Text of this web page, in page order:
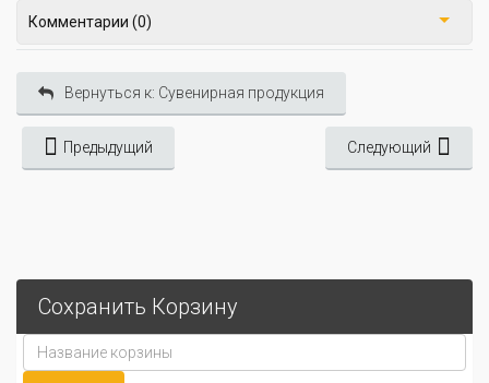
Комментарии (0)
Вернуться к: Сувенирная продукция
Предыдущий Следующий
Сохранить Корзину